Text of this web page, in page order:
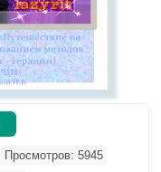
Просмотров: 5945